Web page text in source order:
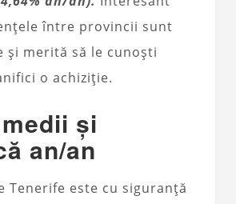
între provincii sunt
și merită să le cunoști
o achiziție.
și
an/an
Tenerife este cu siguranță